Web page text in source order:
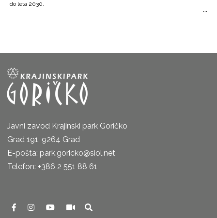
do leta 2030.
Javni zavod Krajinski park Goričko
Grad 191, 9264 Grad
E-pošta: park.goricko@siol.net
Telefon: +386 2 551 88 61